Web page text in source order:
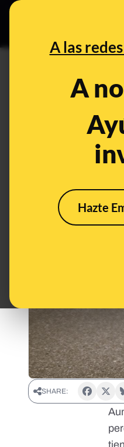
A las
A
Hazte
Dudas y
Feb 18, 2021,
SHARE: